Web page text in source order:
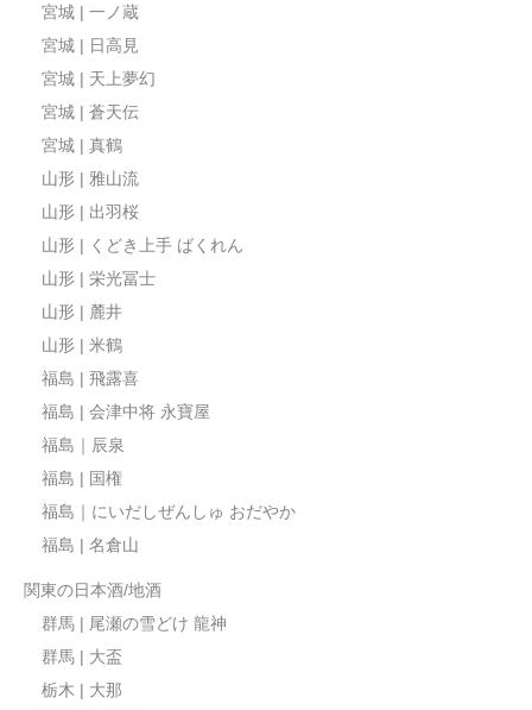
宮城 | 一ノ蔵
宮城 | 日高見
宮城 | 天上夢幻
宮城 | 蒼天伝
宮城 | 真鶴
山形 | 雅山流
山形 | 出羽桜
山形 | くどき上手 ばくれん
山形 | 栄光冨士
山形 | 麓井
山形 | 米鶴
福島 | 飛露喜
福島 | 会津中将 永寶屋
福島｜辰泉
福島 | 国権
福島｜にいだしぜんしゅ おだやか
福島 | 名倉山
関東の日本酒/地酒
群馬 | 尾瀬の雪どけ 龍神
群馬 | 大盃
栃木 | 大那